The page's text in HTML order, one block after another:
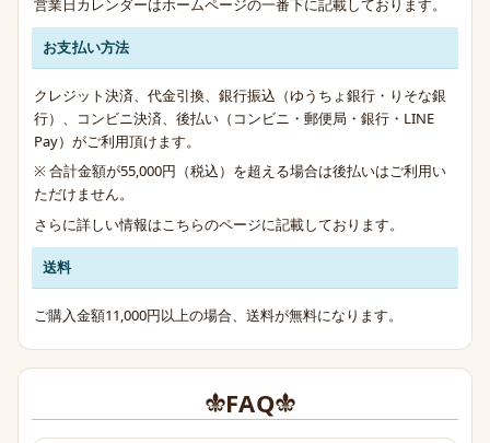
お支払い方法
クレジット決済、代金引換、銀行振込（ゆうちょ銀行・りそな銀
行）、コンビニ決済、後払い（コンビニ・郵便局・銀行・LINE
Pay）がご利用頂けます。
※ 合計金額が55,000円（税込）を超える場合は後払いはご利用い
ただけません。
さらに詳しい情報は こちらのページに記載しております。
送料
ご購入金額11,000円以上の場合、送料が無料になります。
FAQ